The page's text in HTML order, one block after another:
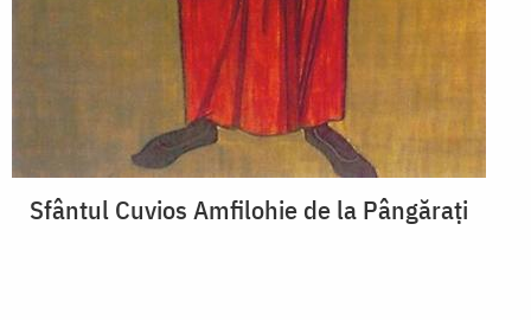
Sfântul Cuvios Amfilohie de la Pângărați